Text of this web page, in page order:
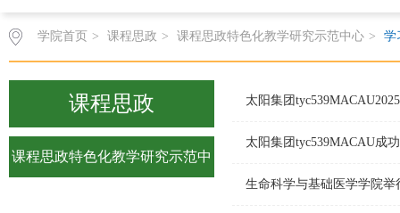
学院首页 > 课程思政 > 课程思政特色化教学研究示范中心 > 学
课程思政
课程思政特色化教学研究示范中
太阳集团
太阳集团tyc539MACAU成
生命科学与基础医学学院举